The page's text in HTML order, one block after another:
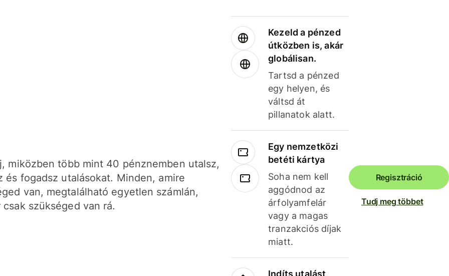
miközben több mint 40 pénznemben utalsz,
és fogadsz utalásokat. Minden, amire
van, megtalálható egyetlen számlán,
csak szükséged van rá.
Kezeld a pénzed
útközben is, akár
globálisan.
Tartsd a pénzed
egy helyen, és
váltsd át
pillanatok alatt.
Egy nemzetközi
betéti kártya
Soha nem kell
aggódnod az
árfolyamfelár
vagy a magas
tranzakciós díjak
miatt.
Indíts utalást
Regisztráció
Tudj meg többet